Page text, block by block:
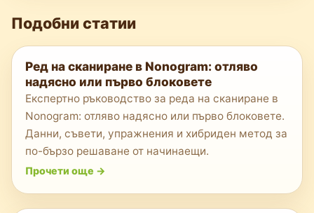
Подобни статии
Ред на сканиране в Nonogram: отляво
надясно или първо блоковете
Експертно ръководство за реда на сканиране в
Nonogram: отляво надясно или първо блоковете.
Данни, съвети, упражнения и хибриден метод за
по-бързо решаване от начинаещи.
Прочети още ->